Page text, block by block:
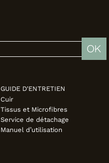
OK
GUIDE D'ENTRETIEN
Cuir
Tissus et Microfibres
Service de détachage
Manuel d’utilisation